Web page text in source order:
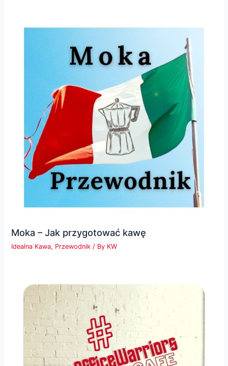
Moka – Jak przygotować kawę
Idealna Kawa, Przewodnik / By KW